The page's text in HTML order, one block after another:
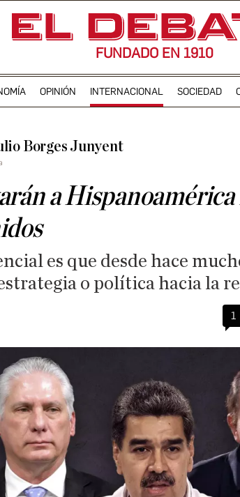
FUNDADO EN 1910
OPINIÓN INTERNACIONAL SOCIEDAD
Borges Junyent
a Hispanoamérica
es que desde hace
o política hacia la
1